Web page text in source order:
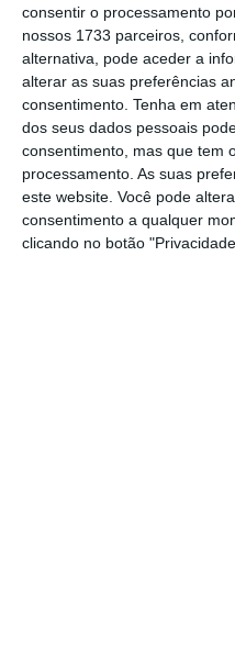
consentir o processamento
nossos 1733 parceiros,
alternativa, pode aceder a
alterar as suas preferências
consentimento. Tenha em
dos seus dados pessoais
consentimento, mas que tem
processamento. As suas
este website. Você pode
consentimento a qualquer
clicando no botão
Só que a subida da
se fixou em 8,2%,
palavras de Miguel
“coisa penosa”.